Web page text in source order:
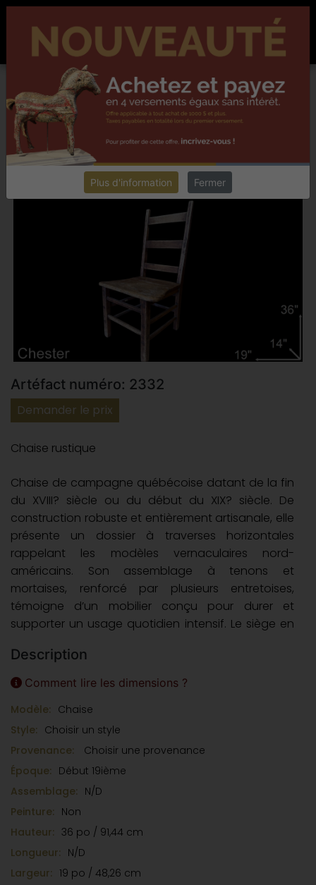
Chester collectionneur antiquités
Plus d'information Fermer
DENIS DUSSEAULT,
LAVALTRIE
INTÉGRER UN ARTÉFACT DANS VOTRE DÉCOR
Artéfact numéro: 2332
Demander le prix
Chaise rustique
Chaise de campagne québécoise datant de la fin
du XVIII? siècle ou du début du XIX? siècle. De
construction robuste et entièrement artisanale, elle
présente un dossier à traverses horizontales
rappelant les modèles vernaculaires nord-
américains. Son assemblage à tenons et
mortaises, renforcé par plusieurs entretoises,
témoigne d’un mobilier conçu pour durer et
supporter un usage quotidien intensif. Le siège en
une magnifique oxydation acquise avec le temps.
Sobre, authentique et pleine de caractère, cette
ancien du Québec rural.
Description
Comment lire les dimensions ?
Modèle: Chaise
Style: Choisir un style
Provenance:
Choisir une provenance
Époque: Début 19ième
Assemblage: N/D
Peinture: Non
Hauteur: 36 po / 91,44 cm
Longueur: N/D
Largeur: 19 po / 48,26 cm